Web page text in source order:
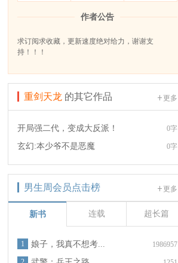
作者公告
求订阅求收藏，更新速度绝对给力，谢谢支
持！！！
更多
重剑天龙 的其它作品
0字
开局强二代，变成大反派！
0字
玄幻:本少爷不是恶魔
更多
男生周会员点击榜
新书 连载 超长篇
1986957
1 娘子，我真不想考...